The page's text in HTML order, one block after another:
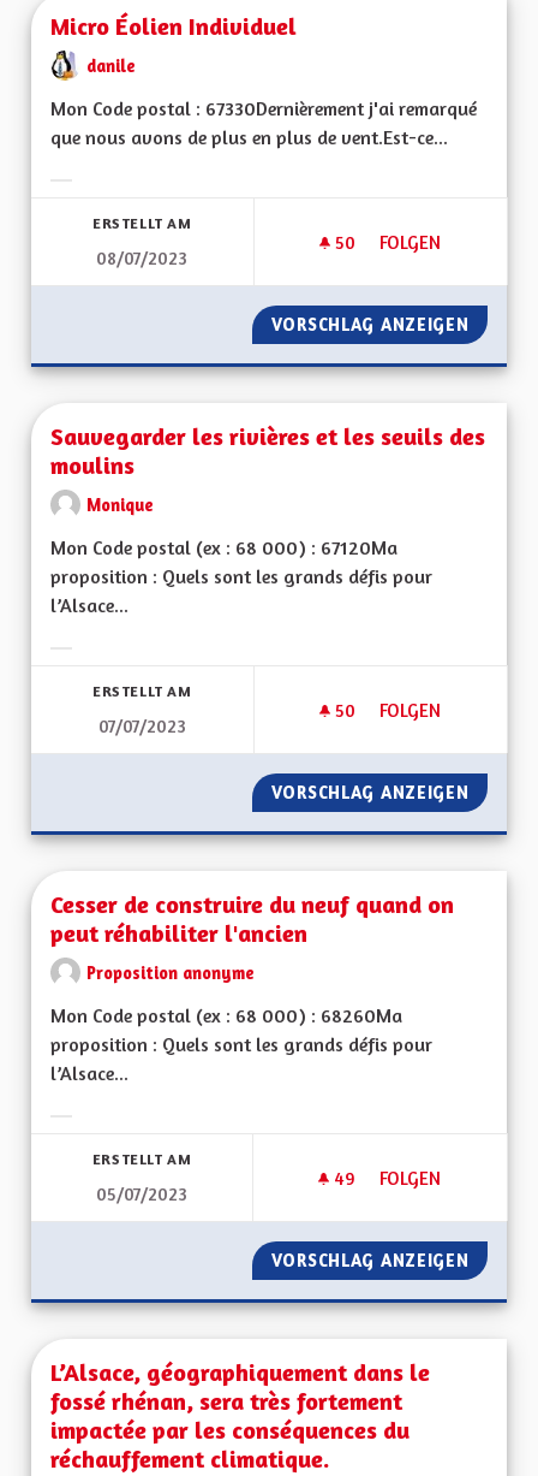
Micro Éolien Individuel
danile
Mon Code postal : 67330Dernièrement j'ai remarqué
que nous avons de plus en plus de vent.Est-ce...
ERSTELLT AM
08/07/2023
50 50 FOLLOWER
FOLGEN
MICRO ÉOLIEN
VORSCHLAG ANZEIGEN
Sauvegarder les rivières et les seuils des
moulins
Monique
Mon Code postal (ex : 68 000) : 67120Ma
proposition : Quels sont les grands défis pour
l’Alsace...
ERSTELLT AM
07/07/2023
50 50 FOLLOWER
FOLGEN
SAUVEGARDER
VORSCHLAG ANZEIGEN
Cesser de construire du neuf quand on
peut réhabiliter l'ancien
Proposition anonyme
Mon Code postal (ex : 68 000) : 68260Ma
proposition : Quels sont les grands défis pour
l’Alsace...
ERSTELLT AM
05/07/2023
49 49 FOLLOWER
FOLGEN
CESSER DE
VORSCHLAG ANZEIGEN
L’Alsace, géographiquement dans le
fossé rhénan, sera très fortement
impactée par les conséquences du
réchauffement climatique.